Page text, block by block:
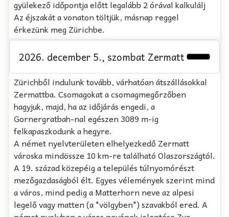
gyülekező időpontja előtt legalább 2 órával kalkulálj
Az éjszakát a vonaton töltjük, másnap reggel
érkezünk meg Zürichbe.
2026. december 5., szombat Zermatt
Zürichből indulunk tovább, várhatóan átszállásokkal
Zermattba. Csomagokat a csomagmegőrzőben
hagyjuk, majd, ha az időjárás engedi, a
Gornergratbah-nal egészen 3089 m-ig
felkapaszkodunk a hegyre.
A német nyelvterületen elhelyezkedő Zermatt
városka mindössze 10 km-re található Olaszországtól.
A 19. század közepéig a település túlnyomórészt
mezőgazdaságból élt. Egyes vélemények szerint mind
a város, mind pedig a Matterhorn neve az alpesi
legelő vagy matten (a "völgyben") szavakból ered. A